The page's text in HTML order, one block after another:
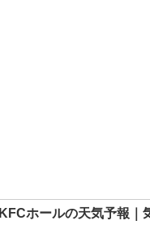
KFCホールの天気予報｜